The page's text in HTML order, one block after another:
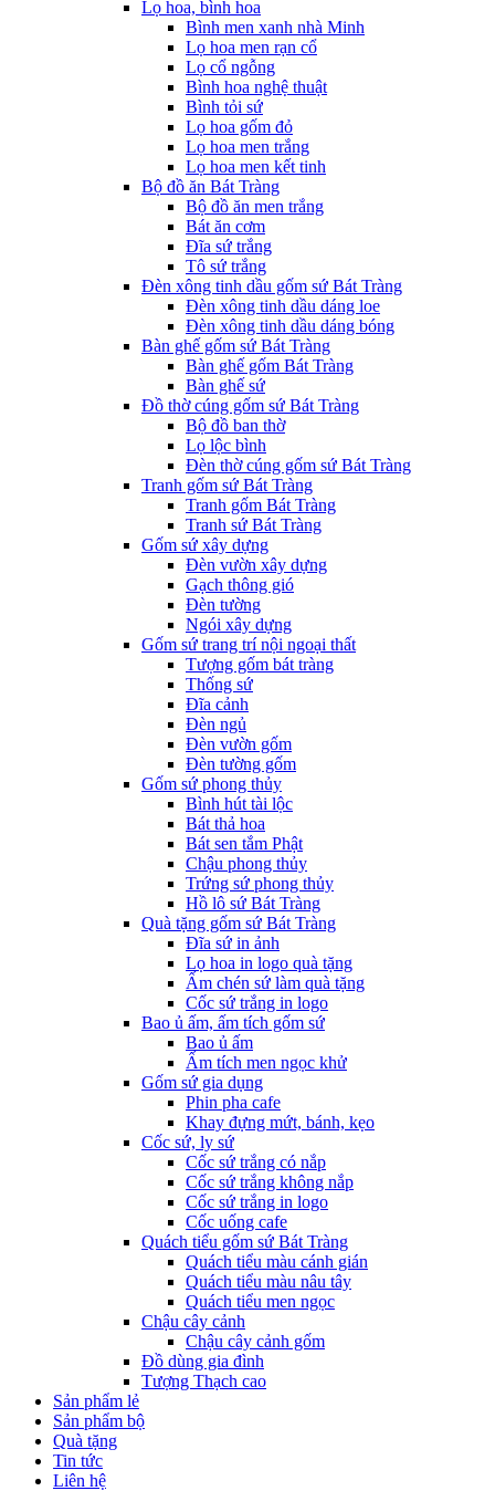
Lọ hoa, bình hoa
Bình men xanh nhà Minh
Lọ hoa men rạn cổ
Lọ cổ ngỗng
Bình hoa nghệ thuật
Bình tỏi sứ
Lọ hoa gốm đỏ
Lọ hoa men trắng
Lọ hoa men kết tinh
Bộ đồ ăn Bát Tràng
Bộ đồ ăn men trắng
Bát ăn cơm
Đĩa sứ trắng
Tô sứ trắng
Đèn xông tinh dầu gốm sứ Bát Tràng
Đèn xông tinh dầu dáng loe
Đèn xông tinh dầu dáng bóng
Bàn ghế gốm sứ Bát Tràng
Bàn ghế gốm Bát Tràng
Bàn ghế sứ
Đồ thờ cúng gốm sứ Bát Tràng
Bộ đồ ban thờ
Lọ lộc bình
Đèn thờ cúng gốm sứ Bát Tràng
Tranh gốm sứ Bát Tràng
Tranh gốm Bát Tràng
Tranh sứ Bát Tràng
Gốm sứ xây dựng
Đèn vườn xây dựng
Gạch thông gió
Đèn tường
Ngói xây dựng
Gốm sứ trang trí nội ngoại thất
Tượng gốm bát tràng
Thống sứ
Đĩa cảnh
Đèn ngủ
Đèn vườn gốm
Đèn tường gốm
Gốm sứ phong thủy
Bình hút tài lộc
Bát thả hoa
Bát sen tắm Phật
Chậu phong thủy
Trứng sứ phong thủy
Hồ lô sứ Bát Tràng
Quà tặng gốm sứ Bát Tràng
Đĩa sứ in ảnh
Lọ hoa in logo quà tặng
Ấm chén sứ làm quà tặng
Cốc sứ trắng in logo
Bao ủ ấm, ấm tích gốm sứ
Bao ủ ấm
Ấm tích men ngọc khử
Gốm sứ gia dụng
Phin pha cafe
Khay đựng mứt, bánh, kẹo
Cốc sứ, ly sứ
Cốc sứ trắng có nắp
Cốc sứ trắng không nắp
Cốc sứ trắng in logo
Cốc uống cafe
Quách tiểu gốm sứ Bát Tràng
Quách tiểu màu cánh gián
Quách tiểu màu nâu tây
Quách tiểu men ngọc
Chậu cây cảnh
Chậu cây cảnh gốm
Đồ dùng gia đình
Tượng Thạch cao
Sản phẩm lẻ
Sản phẩm bộ
Quà tặng
Tin tức
Liên hệ